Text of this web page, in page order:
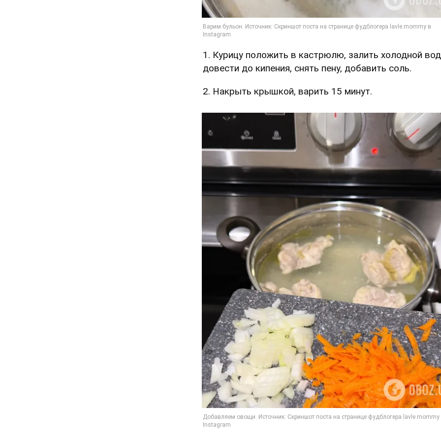
1. Курицу положить в кастрюлю, залить холодной
довести до кипения, снять пену, добавить соль.
2. Накрыть крышкой, варить 15 минут.